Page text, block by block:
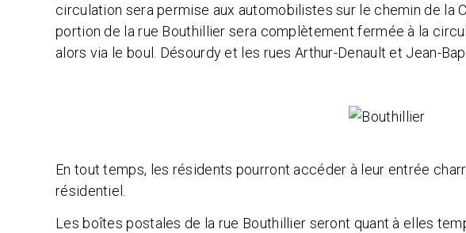
circulation sera permise aux automobilistes sur le chemin de la
portion de la rue Bouthillier sera complètement fermée à la
alors via le boul. Désourdy et les rues Arthur-Denault et Jean-
En tout temps, les résidents pourront accéder à leur entrée
résidentiel.
Les boîtes postales de la rue Bouthillier seront quant à elles